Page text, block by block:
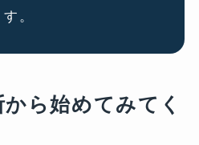
す。
ら始めてみてく